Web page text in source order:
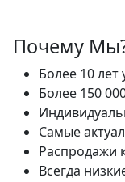
Почему
Более 10
Более 150
Самые
Распродажи
Всегда